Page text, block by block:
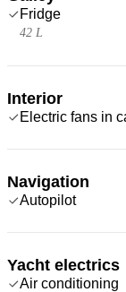
Fridge
42 L
Interior
Electric fans in
Navigation
Autopilot
Yacht electrics
Air conditioning